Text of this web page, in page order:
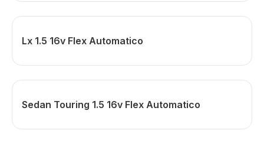
Lx 1.5 16v Flex Automatico
Sedan Touring 1.5 16v Flex Automatico